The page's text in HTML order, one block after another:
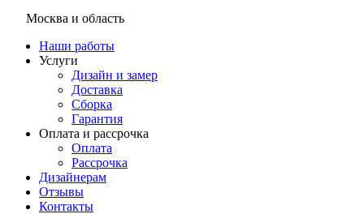
Москва и область
Наши работы
Услуги
Дизайн и замер
Доставка
Сборка
Гарантия
Оплата и рассрочка
Оплата
Рассрочка
Дизайнерам
Отзывы
Контакты